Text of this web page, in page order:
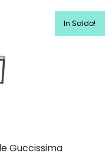
In Saldo!
Guccissima